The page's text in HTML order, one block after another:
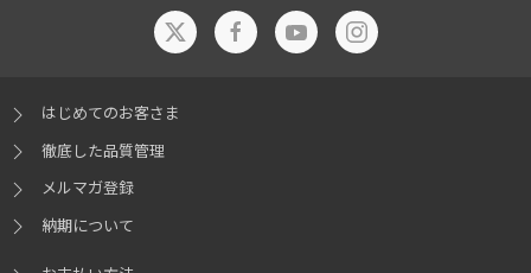
はじめてのお客さま
徹底した品質管理
メルマガ登録
納期について